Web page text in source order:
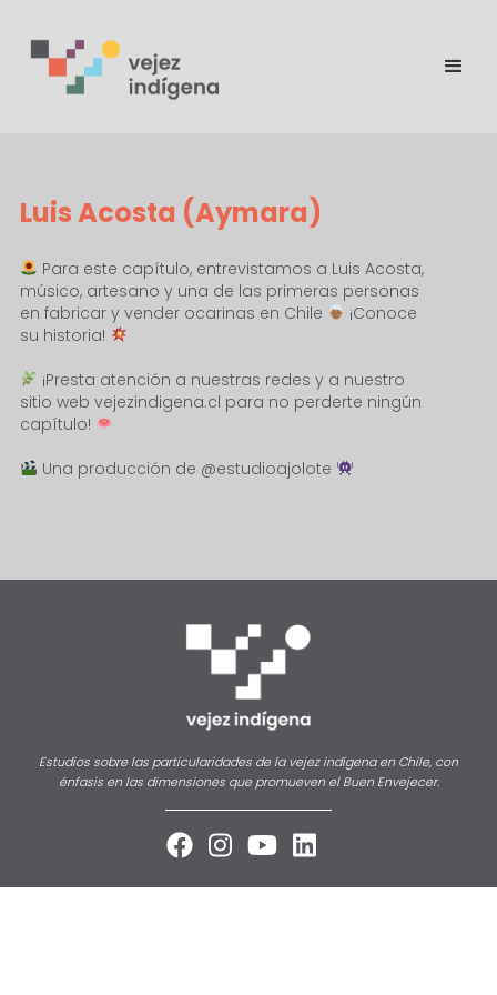
Luis Acosta (Aymara)
Para este capítulo, entrevistamos a Luis Acosta,
músico, artesano y una de las primeras personas
en fabricar y vender ocarinas en Chile
¡Conoce
su historia!
¡Presta atención a nuestras redes y a nuestro
sitio web vejezindigena.cl para no perderte ningún
capítulo!
Una producción de @estudioajolote
Estudios sobre las particularidades de la vejez indígena en Chile, con
énfasis en las dimensiones que promueven el Buen Envejecer.
   